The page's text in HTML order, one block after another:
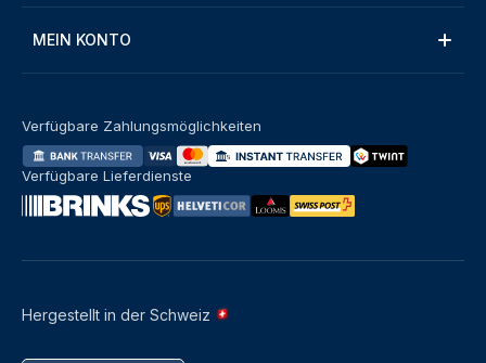
MEIN KONTO
Hergestellt in der Schweiz
Verfügbare Zahlungsmöglichkeiten
Verfügbare Lieferdienste